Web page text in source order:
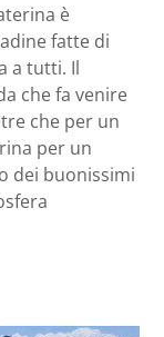
è
fatte di
a tutti. Il
che fa venire
che per un
per un
dei buonissimi